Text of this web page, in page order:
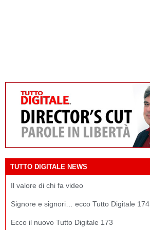
TUTTO DIGITALE NEWS
Il valore di chi fa video
Signore e signori… ecco Tutto Digitale 174
Ecco il nuovo Tutto Digitale 173